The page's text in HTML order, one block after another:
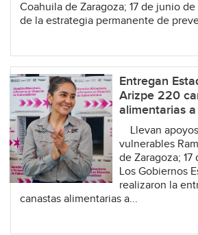
Coahuila de Zaragoza; 17 de junio
de la estrategia permanente de
Entregan
Arizpe 220
alimentarias
Llevan
vulnerables
de Zaragoza;
Los Gobiernos
realizaron la
canastas alimentarias a...